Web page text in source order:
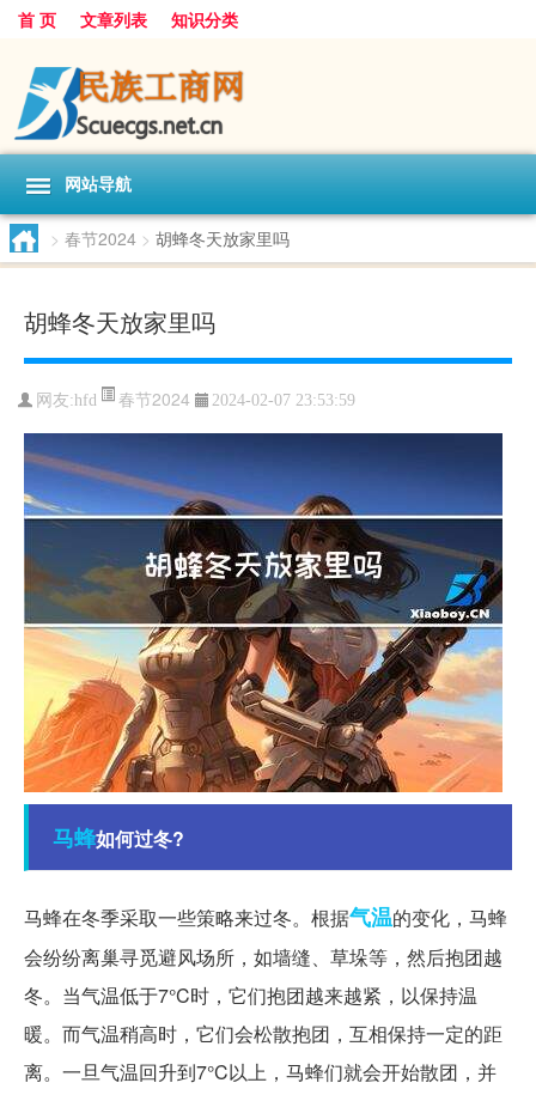
首 页 文章列表 知识分类
网站导航
> 春节2024 > 胡蜂冬天放家里吗
胡蜂冬天放家里吗
网友:hfd 春节2024 2024-02-07 23:53:59
马蜂如何过冬?
马蜂在冬季采取一些策略来过冬。根据气温的变化，马蜂
会纷纷离巢寻觅避风场所，如墙缝、草垛等，然后抱团越
冬。当气温低于7°C时，它们抱团越来越紧，以保持温
暖。而气温稍高时，它们会松散抱团，互相保持一定的距
离。一旦气温回升到7°C以上，马蜂们就会开始散团，并